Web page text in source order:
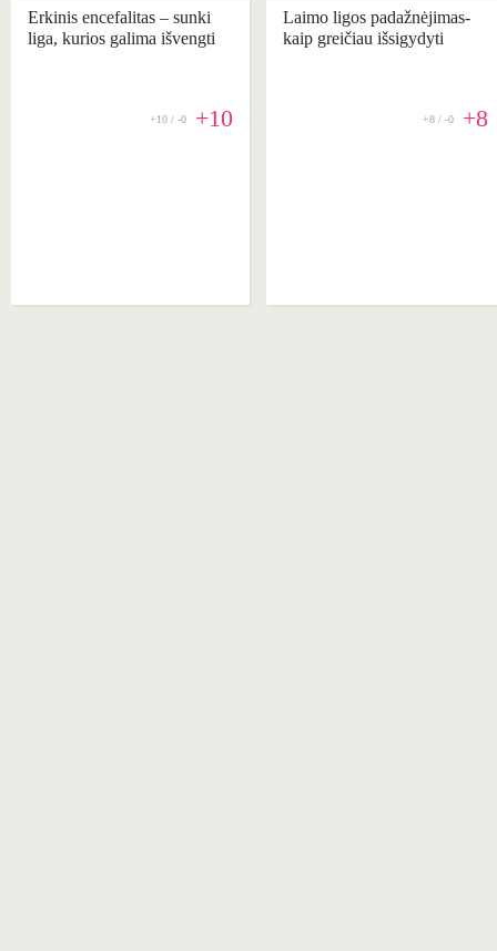
Erkinis encefalitas – sunki
liga, kurios galima išvengti
+10 / -0 +10
Laimo ligos padažnėjimas-
kaip greičiau išsigydyti
+8 / -0 +8